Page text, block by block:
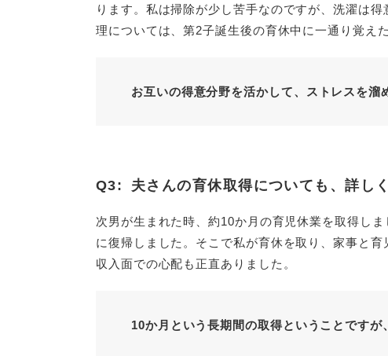
ります。私は掃除が少し苦手なのですが、洗濯は
理については、第2子誕生後の育休中に一通り覚え
お互いの得意分野を活かして、ストレスを溜
Q3: 夫さんの育休取得についても、詳し
次男が生まれた時、約10か月の育児休業を取得し
に復帰しました。そこで私が育休を取り、家事と
収入面での心配も正直ありました。
10か月という長期間の取得ということです